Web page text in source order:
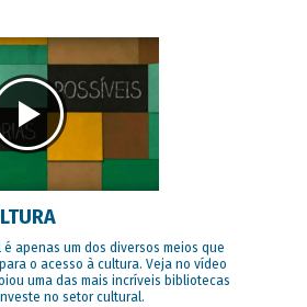
é apenas um dos diversos meios que
o acesso à cultura. Veja no vídeo
uma das mais incríveis bibliotecas
no setor cultural.